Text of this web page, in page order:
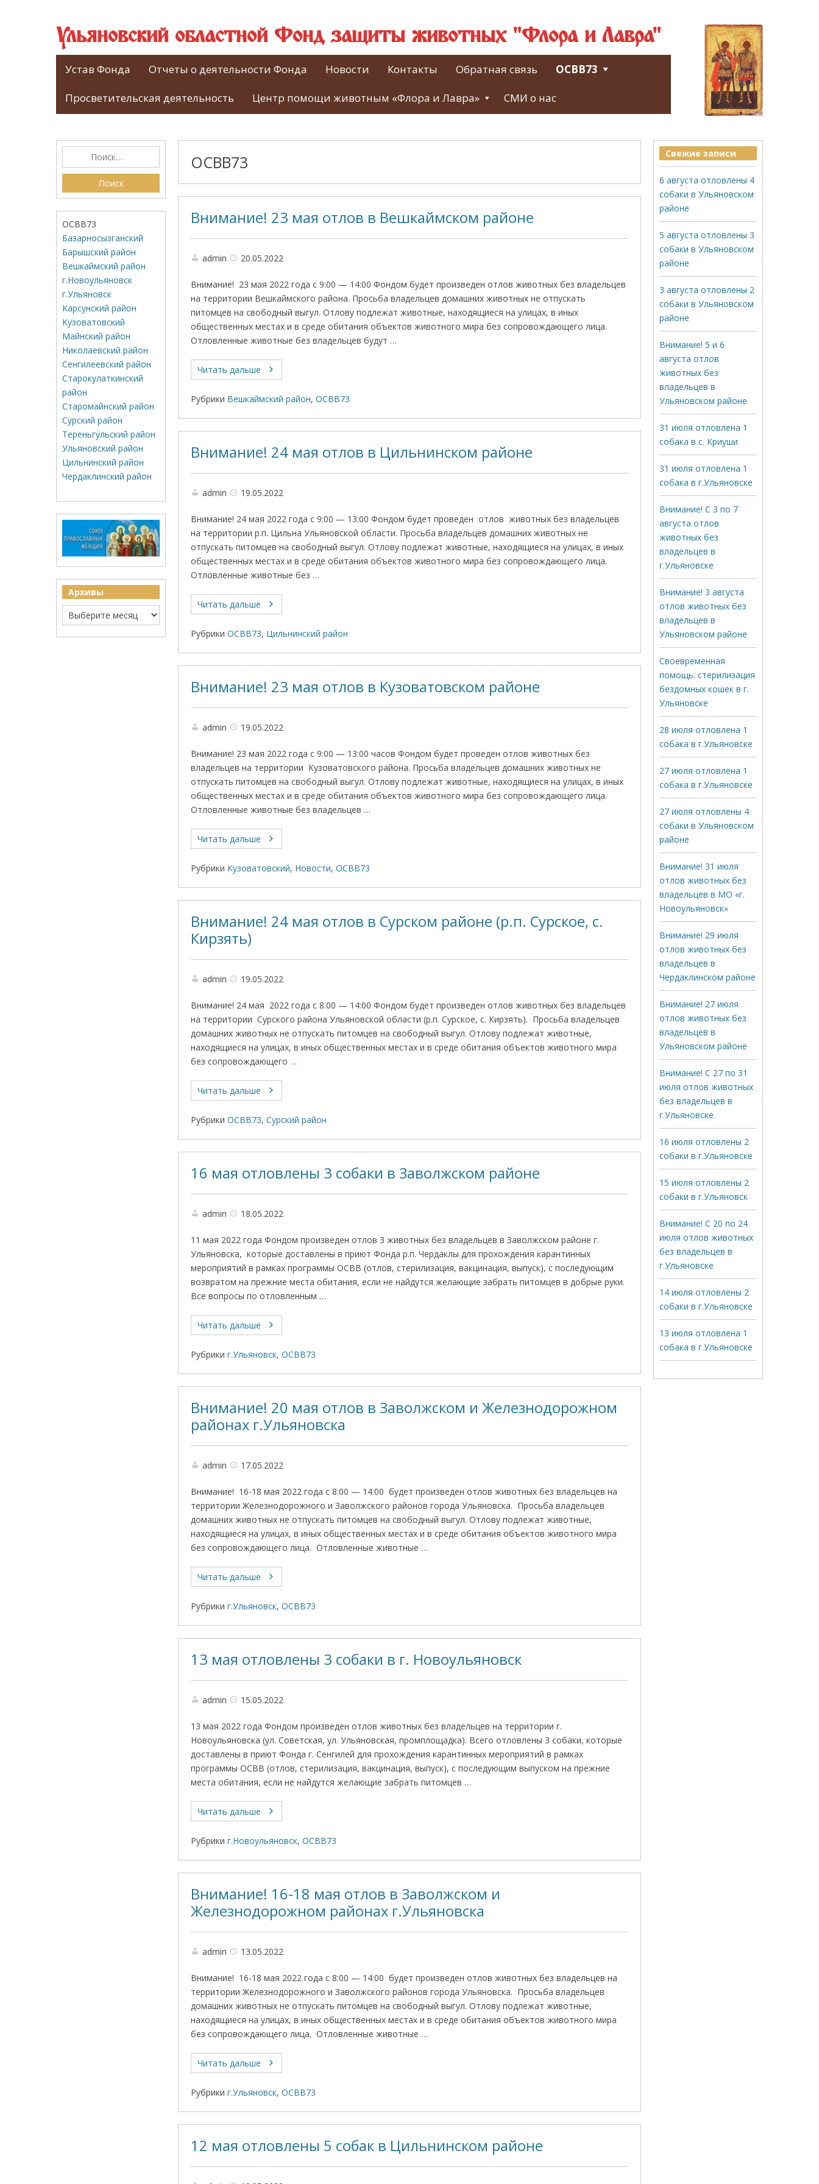
Ульяновский областной Фонд защиты животных "Флора и Лавра"
Устав Фонда Отчеты о деятельности Фонда Новости Контакты Обратная связь ОСВВ73
Просветительская деятельность Центр помощи животным «Флора и Лавра» СМИ о нас
ОСВВ73
Внимание! 23 мая отлов в Вешкаймском районе
admin 20.05.2022
Внимание! 23 мая 2022 года с 9:00 — 14:00 Фондом будет произведен отлов животных без владельцев
на территории Вешкаймского района. Просьба владельцев домашних животных не отпускать
питомцев на свободный выгул. Отлову подлежат животные, находящиеся на улицах, в иных
общественных местах и в среде обитания объектов животного мира без сопровождающего лица.
Отловленные животные без владельцев будут …
Читать дальше
Рубрики Вешкаймский район, ОСВВ73
Внимание! 24 мая отлов в Цильнинском районе
admin 19.05.2022
Внимание! 24 мая 2022 года с 9:00 — 13:00 Фондом будет проведен отлов животных без владельцев
на территории р.п. Цильна Ульяновской области. Просьба владельцев домашних животных не
отпускать питомцев на свободный выгул. Отлову подлежат животные, находящиеся на улицах, в иных
общественных местах и в среде обитания объектов животного мира без сопровождающего лица.
Отловленные животные без …
Читать дальше
Рубрики ОСВВ73, Цильнинский район
Внимание! 23 мая отлов в Кузоватовском районе
admin 19.05.2022
Внимание! 23 мая 2022 года с 9:00 — 13:00 часов Фондом будет проведен отлов животных без
владельцев на территории Кузоватовского района. Просьба владельцев домашних животных не
отпускать питомцев на свободный выгул. Отлову подлежат животные, находящиеся на улицах, в иных
общественных местах и в среде обитания объектов животного мира без сопровождающего лица.
Отловленные животные без владельцев …
Читать дальше
Рубрики Кузоватовский, Новости, ОСВВ73
Внимание! 24 мая отлов в Сурском районе (р.п. Сурское, с.
Кирзять)
admin 19.05.2022
Внимание! 24 мая 2022 года с 8:00 — 14:00 Фондом будет произведен отлов животных без владельцев
на территории Сурского района Ульяновской области (р.п. Сурское, с. Кирзять). Просьба владельцев
домашних животных не отпускать питомцев на свободный выгул. Отлову подлежат животные,
находящиеся на улицах, в иных общественных местах и в среде обитания объектов животного мира
без сопровождающего …
Читать дальше
Рубрики ОСВВ73, Сурский район
16 мая отловлены 3 собаки в Заволжском районе
admin 18.05.2022
11 мая 2022 года Фондом произведен отлов 3 животных без владельцев в Заволжском районе г.
Ульяновска, которые доставлены в приют Фонда р.п. Чердаклы для прохождения карантинных
мероприятий в рамках программы ОСВВ (отлов, стерилизация, вакцинация, выпуск), с последующим
возвратом на прежние места обитания, если не найдутся желающие забрать питомцев в добрые руки.
Все вопросы по отловленным …
Читать дальше
Рубрики г.Ульяновск, ОСВВ73
Внимание! 20 мая отлов в Заволжском и Железнодорожном
районах г.Ульяновска
admin 17.05.2022
Внимание! 16-18 мая 2022 года с 8:00 — 14:00 будет произведен отлов животных без владельцев на
территории Железнодорожного и Заволжского районов города Ульяновска. Просьба владельцев
домашних животных не отпускать питомцев на свободный выгул. Отлову подлежат животные,
находящиеся на улицах, в иных общественных местах и в среде обитания объектов животного мира
без сопровождающего лица. Отловленные животные …
Читать дальше
Рубрики г.Ульяновск, ОСВВ73
13 мая отловлены 3 собаки в г. Новоульяновск
admin 15.05.2022
13 мая 2022 года Фондом произведен отлов животных без владельцев на территории г.
Новоульяновска (ул. Советская, ул. Ульяновская, промплощадка). Всего отловлены 3 собаки, которые
доставлены в приют Фонда г. Сенгилей для прохождения карантинных мероприятий в рамках
программы ОСВВ (отлов, стерилизация, вакцинация, выпуск), с последующим выпуском на прежние
места обитания, если не найдутся желающие забрать питомцев …
Читать дальше
Рубрики г.Новоульяновск, ОСВВ73
Внимание! 16-18 мая отлов в Заволжском и
Железнодорожном районах г.Ульяновска
admin 13.05.2022
Внимание! 16-18 мая 2022 года с 8:00 — 14:00 будет произведен отлов животных без владельцев на
территории Железнодорожного и Заволжского районов города Ульяновска. Просьба владельцев
домашних животных не отпускать питомцев на свободный выгул. Отлову подлежат животные,
находящиеся на улицах, в иных общественных местах и в среде обитания объектов животного мира
без сопровождающего лица. Отловленные животные …
Читать дальше
Рубрики г.Ульяновск, ОСВВ73
12 мая отловлены 5 собак в Цильнинском районе
ОСВВ73
Базарносызганский
Барышский район
Вешкаймский район
г.Новоульяновск
г.Ульяновск
Карсунский район
Кузоватовский
Майнский район
Николаевский район
Сенгилеевский район
Старокулаткинский
район
Старомайнский район
Сурский район
Тереньгульский район
Ульяновский район
Цильнинский район
Чердаклинский район
Архивы
Свежие записи
6 августа отловлены 4
собаки в Ульяновском
районе
5 августа отловлены 3
собаки в Ульяновском
районе
3 августа отловлены 2
собаки в Ульяновском
районе
Внимание! 5 и 6
августа отлов
животных без
владельцев в
Ульяновском районе
31 июля отловлена 1
собака в с. Криуши
31 июля отловлена 1
собака в г.Ульяновске
Внимание! С 3 по 7
августа отлов
животных без
владельцев в
г.Ульяновске
Внимание! 3 августа
отлов животных без
владельцев в
Ульяновском районе
Своевременная
помощь: стерилизация
бездомных кошек в г.
Ульяновске
28 июля отловлена 1
собака в г.Ульяновске
27 июля отловлена 1
собака в г.Ульяновске
27 июля отловлены 4
собаки в Ульяновском
районе
Внимание! 31 июля
отлов животных без
владельцев в МО «г.
Новоульяновск»
Внимание! 29 июля
отлов животных без
владельцев в
Чердаклинском районе
Внимание! 27 июля
отлов животных без
владельцев в
Ульяновском районе
Внимание! С 27 по 31
июля отлов животных
без владельцев в
г.Ульяновске
16 июля отловлены 2
собаки в г.Ульяновске
15 июля отловлены 2
собаки в г.Ульяновск
Внимание! С 20 по 24
июля отлов животных
без владельцев в
г.Ульяновске
14 июля отловлены 2
собаки в г.Ульяновске
13 июля отловлена 1
собака в г.Ульяновске